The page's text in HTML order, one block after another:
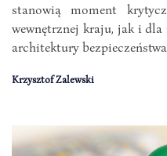
stanowią moment
wewnętrznej kraju, jak i
architektury
Krzysztof Zalewski